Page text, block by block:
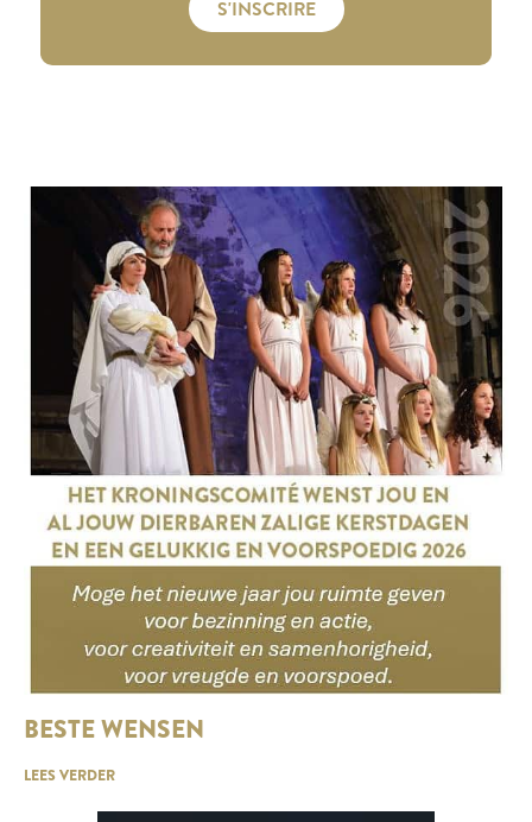
S'INSCRIRE
BESTE WENSEN
LEES VERDER